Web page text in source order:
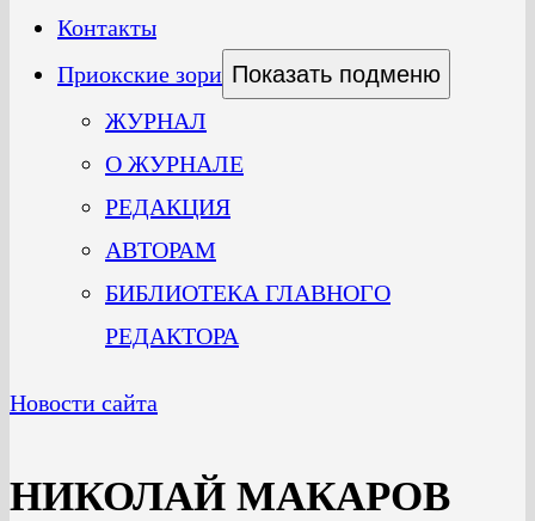
Контакты
Приокские зори Показать подменю
ЖУРНАЛ
О ЖУРНАЛЕ
РЕДАКЦИЯ
АВТОРАМ
БИБЛИОТЕКА ГЛАВНОГО
РЕДАКТОРА
Новости сайта
НИКОЛАЙ МАКАРОВ